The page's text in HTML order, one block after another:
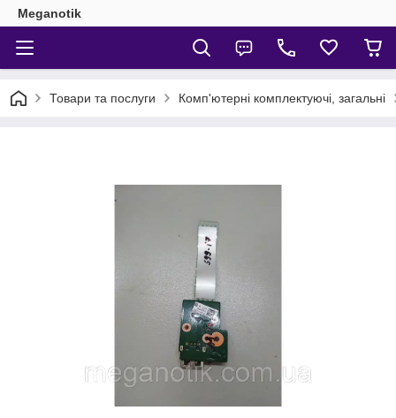
Meganotik
Товари та послуги Комп'ютерні комплектуючі, загальні